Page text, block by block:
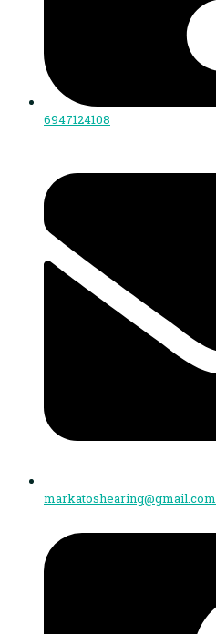
6947124108
markatoshearing@gmail.com